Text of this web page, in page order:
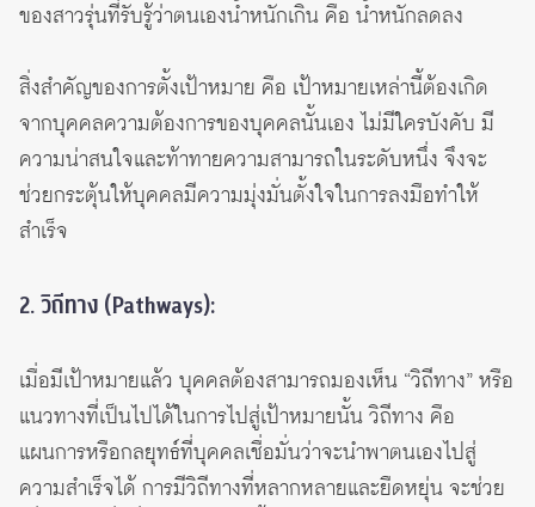
ของสาวรุ่นที่รับรู้ว่าตนเองน้ำหนักเกิน คือ น้ำหนักลดลง
สิ่งสำคัญของการตั้งเป้าหมาย คือ เป้าหมายเหล่านี้ต้องเกิด
จากบุคคลความต้องการของบุคคลนั้นเอง ไม่มีใครบังคับ มี
ความน่าสนใจและท้าทายความสามารถในระดับหนึ่ง จึงจะ
ช่วยกระตุ้นให้บุคคลมีความมุ่งมั่นตั้งใจในการลงมือทำให้
สำเร็จ
2. วิถีทาง (Pathways):
เมื่อมีเป้าหมายแล้ว บุคคลต้องสามารถมองเห็น “วิถีทาง” หรือ
แนวทางที่เป็นไปได้ในการไปสู่เป้าหมายนั้น วิถีทาง คือ
แผนการหรือกลยุทธ์ที่บุคคลเชื่อมั่นว่าจะนำพาตนเองไปสู่
ความสำเร็จได้ การมีวิถีทางที่หลากหลายและยืดหยุ่น จะช่วย